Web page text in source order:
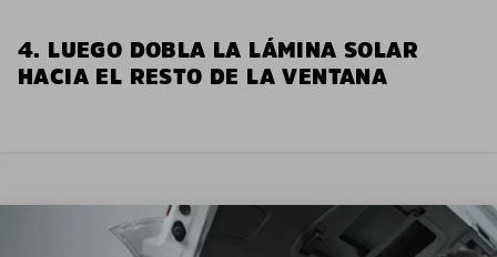
4. LUEGO DOBLA LA LÁMINA SOLAR
HACIA EL RESTO DE LA VENTANA